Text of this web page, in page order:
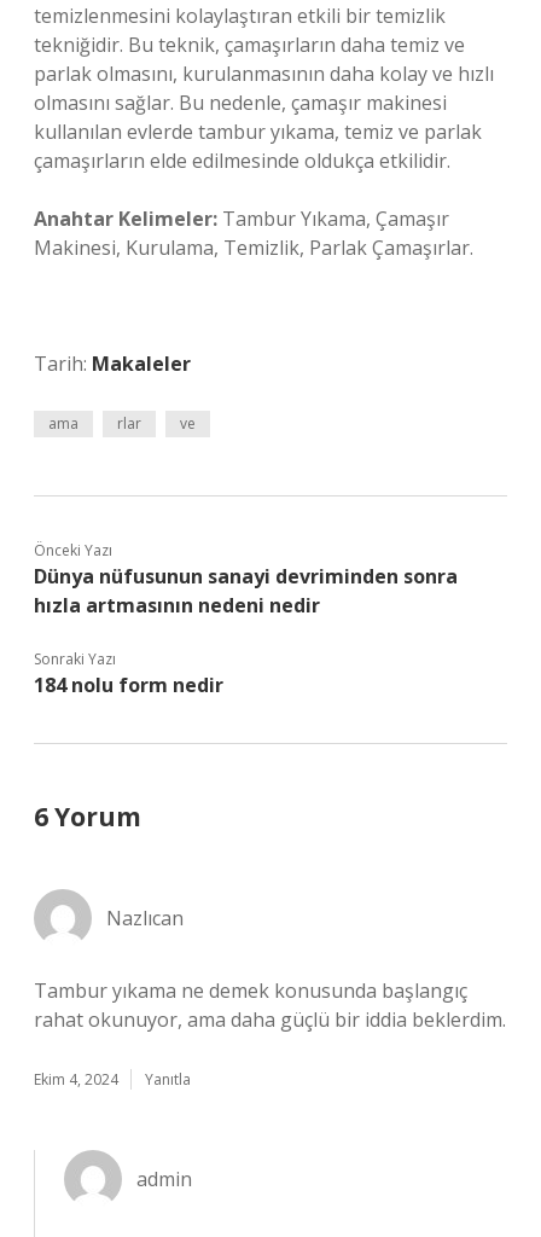
temizlenmesini kolaylaştıran etkili bir temizlik
tekniğidir. Bu teknik, çamaşırların daha temiz ve
parlak olmasını, kurulanmasının daha kolay ve hızlı
olmasını sağlar. Bu nedenle, çamaşır makinesi
kullanılan evlerde tambur yıkama, temiz ve parlak
çamaşırların elde edilmesinde oldukça etkilidir.
Anahtar Kelimeler: Tambur Yıkama, Çamaşır
Makinesi, Kurulama, Temizlik, Parlak Çamaşırlar.
Tarih: Makaleler
ama rlar ve
Önceki Yazı
Dünya nüfusunun sanayi devriminden sonra
hızla artmasının nedeni nedir
Sonraki Yazı
184 nolu form nedir
6 Yorum
Nazlıcan
Tambur yıkama ne demek konusunda başlangıç
rahat okunuyor, ama daha güçlü bir iddia beklerdim.
Ekim 4, 2024 Yanıtla
admin